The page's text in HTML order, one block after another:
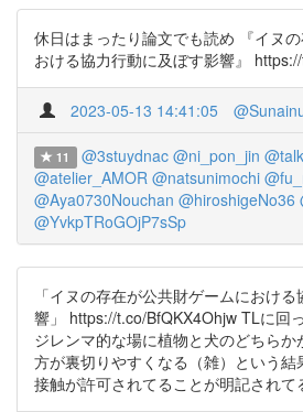
休日はまったり論文でも読め 『イヌ
おける協力行動に及ぼす影響』
2023-05-13 14:41:05
11 @3stuydnac @ni_pon_jin
@atelier_AMOR @natsunimochi
@Aya0730Nouchan @hiroshigeNo36
@YvkpTRoGOjP7sSp
「イヌの存在が公共財ゲームにおけ
響」 https://t.co/BfQKX4Ohjw TLに回
ジレンマ的な場に植物と犬のどちらか
方が裏切りやすくなる（雑）という
接触が許可されてることが明記されて